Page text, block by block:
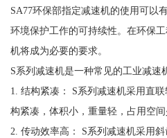
SA77环保部指定减速机的使用可以
环境保护工作的可持续性。在环保
机将成为必要的要求。
S系列减速机是一种常见的工业减速
1. 结构紧凑： S系列减速机采用直
构紧凑，体积小，重量轻，占用空间
2. 传动效率高： S系列减速机采用